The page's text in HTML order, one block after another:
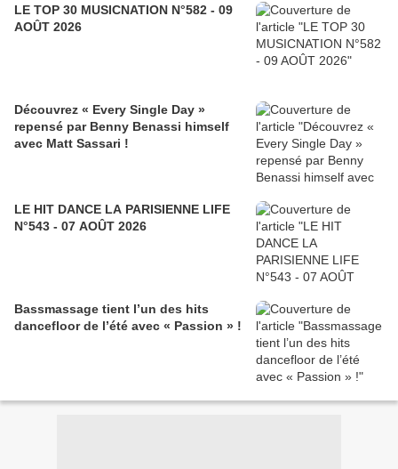
LE TOP 30 MUSICNATION N°582 - 09
AOÛT 2026
Découvrez « Every Single Day »
repensé par Benny Benassi himself
avec Matt Sassari !
LE HIT DANCE LA PARISIENNE LIFE
N°543 - 07 AOÛT 2026
Bassmassage tient l’un des hits
dancefloor de l’été avec « Passion » !